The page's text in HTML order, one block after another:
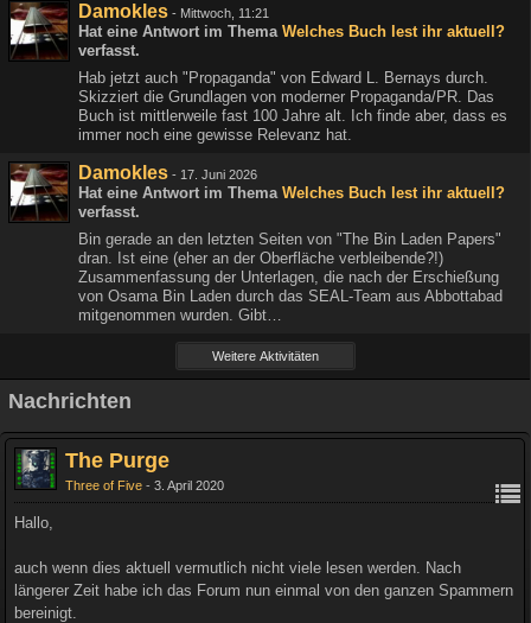
Damokles - Mittwoch, 11:21
Hat eine Antwort im Thema Welches Buch lest ihr aktuell?
verfasst.
Hab jetzt auch "Propaganda" von Edward L. Bernays durch.
Skizziert die Grundlagen von moderner Propaganda/PR. Das
Buch ist mittlerweile fast 100 Jahre alt. Ich finde aber, dass es
immer noch eine gewisse Relevanz hat.
Damokles - 17. Juni 2026
Hat eine Antwort im Thema Welches Buch lest ihr aktuell?
verfasst.
Bin gerade an den letzten Seiten von "The Bin Laden Papers"
dran. Ist eine (eher an der Oberfläche verbleibende?!)
Zusammenfassung der Unterlagen, die nach der Erschießung
von Osama Bin Laden durch das SEAL-Team aus Abbottabad
mitgenommen wurden. Gibt…
Weitere Aktivitäten
Nachrichten
The Purge
Three of Five 3. April 2020
Hallo,
auch wenn dies aktuell vermutlich nicht viele lesen werden. Nach
längerer Zeit habe ich das Forum nun einmal von den ganzen Spammern
bereinigt.